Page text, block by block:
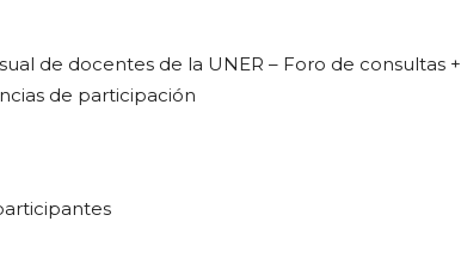
de docentes de la UNER – Foro de consultas +
de participación